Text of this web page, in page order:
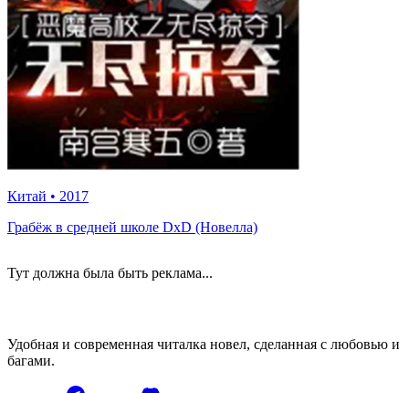
Китай • 2017
Грабёж в средней школе DxD (Новелла)
Тут должна была быть реклама...
Удобная и современная читалка новел, сделанная с любовью и
багами.